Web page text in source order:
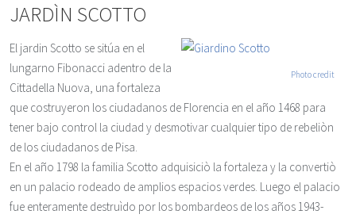
JARDÌN SCOTTO
Photo credit
El jardin Scotto se sitúa en el
lungarno Fibonacci adentro de la
Cittadella Nuova, una fortaleza
que costruyeron los ciudadanos de Florencia en el año 1468 para
tener bajo control la ciudad y desmotivar cualquier tipo de rebeliòn
de los ciudadanos de Pisa.
En el año 1798 la familia Scotto adquisiciò la fortaleza y la convertiò
en un palacio rodeado de amplios espacios verdes. Luego el palacio
fue enteramente destruìdo por los bombardeos de los años 1943-